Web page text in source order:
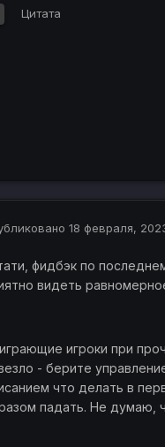
Цитата
18 февраля,
фидбэк по
видеть
игроки при
- берите
что делать в
падать. Не думаю,